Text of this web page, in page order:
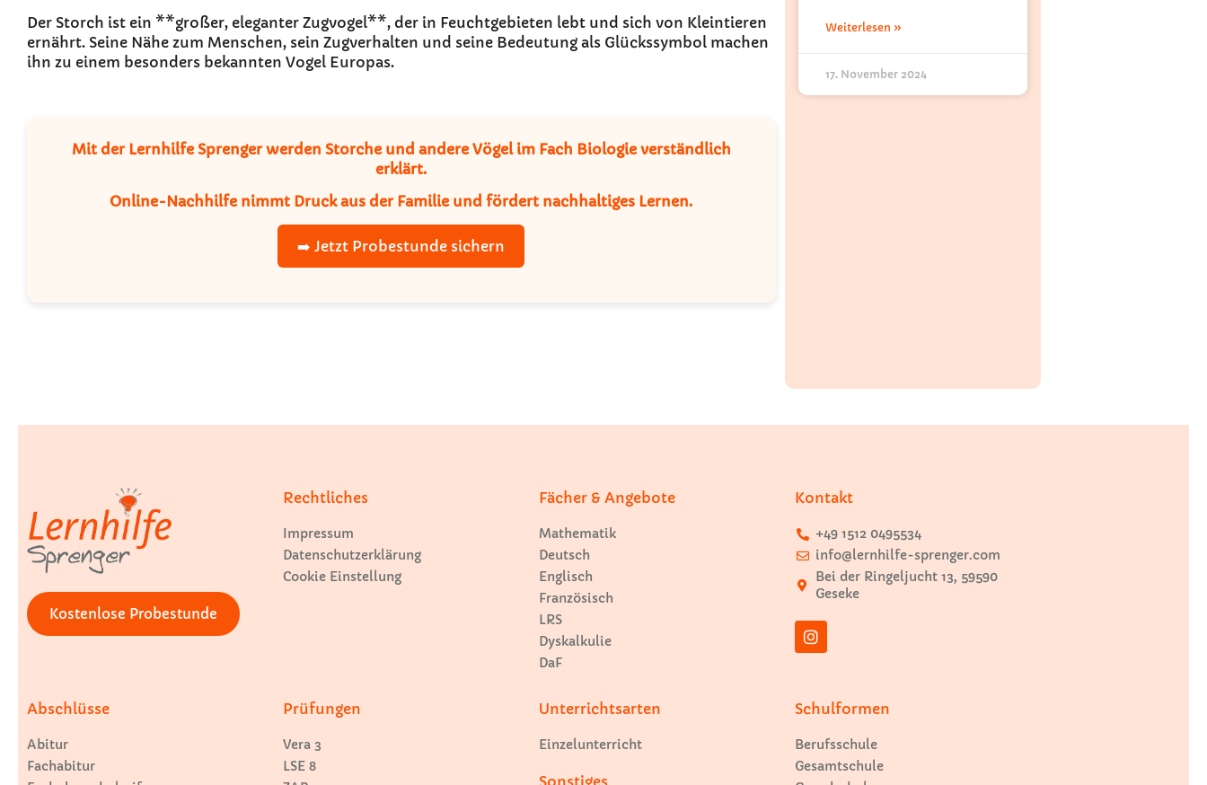
Der Storch ist ein **großer, eleganter Zugvogel**, der in Feuchtgebieten lebt und sich von Kleintieren
ernährt. Seine Nähe zum Menschen, sein Zugverhalten und seine Bedeutung als Glückssymbol machen
ihn zu einem besonders bekannten Vogel Europas.
Mit der Lernhilfe Sprengerwerden Storche und andere Vögel im Fach Biologie verständlich
erklärt.
Online-Nachhilfe nimmt Druck aus der Familie und fördert nachhaltiges Lernen.
➡️ Jetzt Probestunde sichern
Weiterlesen »
17. November 2024
Kostenlose Probestunde
Rechtliches
Impressum
Datenschutzerklärung
Cookie Einstellung
Fächer & Angebote
Mathematik
Deutsch
Englisch
Französisch
LRS
Dyskalkulie
DaF
Kontakt
+49 1512 0495534
info@lernhilfe-sprenger.com
Bei der Ringeljucht 13, 59590
Geseke
Abschlüsse
Abitur
Fachabitur
Prüfungen
Vera 3
LSE 8
Unterrichtsarten
Einzelunterricht
Schulformen
Berufsschule
Gesamtschule